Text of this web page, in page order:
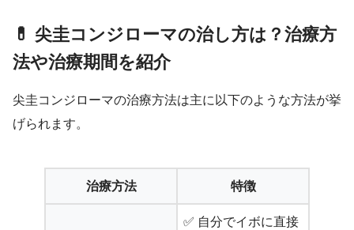
💊 尖圭コンジローマの治し方は？治療方
法や治療期間を紹介
尖圭コンジローマの治療方法は主に以下のような方法が挙
げられます。
治療方法 特徴
✅ 自分でイボに直接